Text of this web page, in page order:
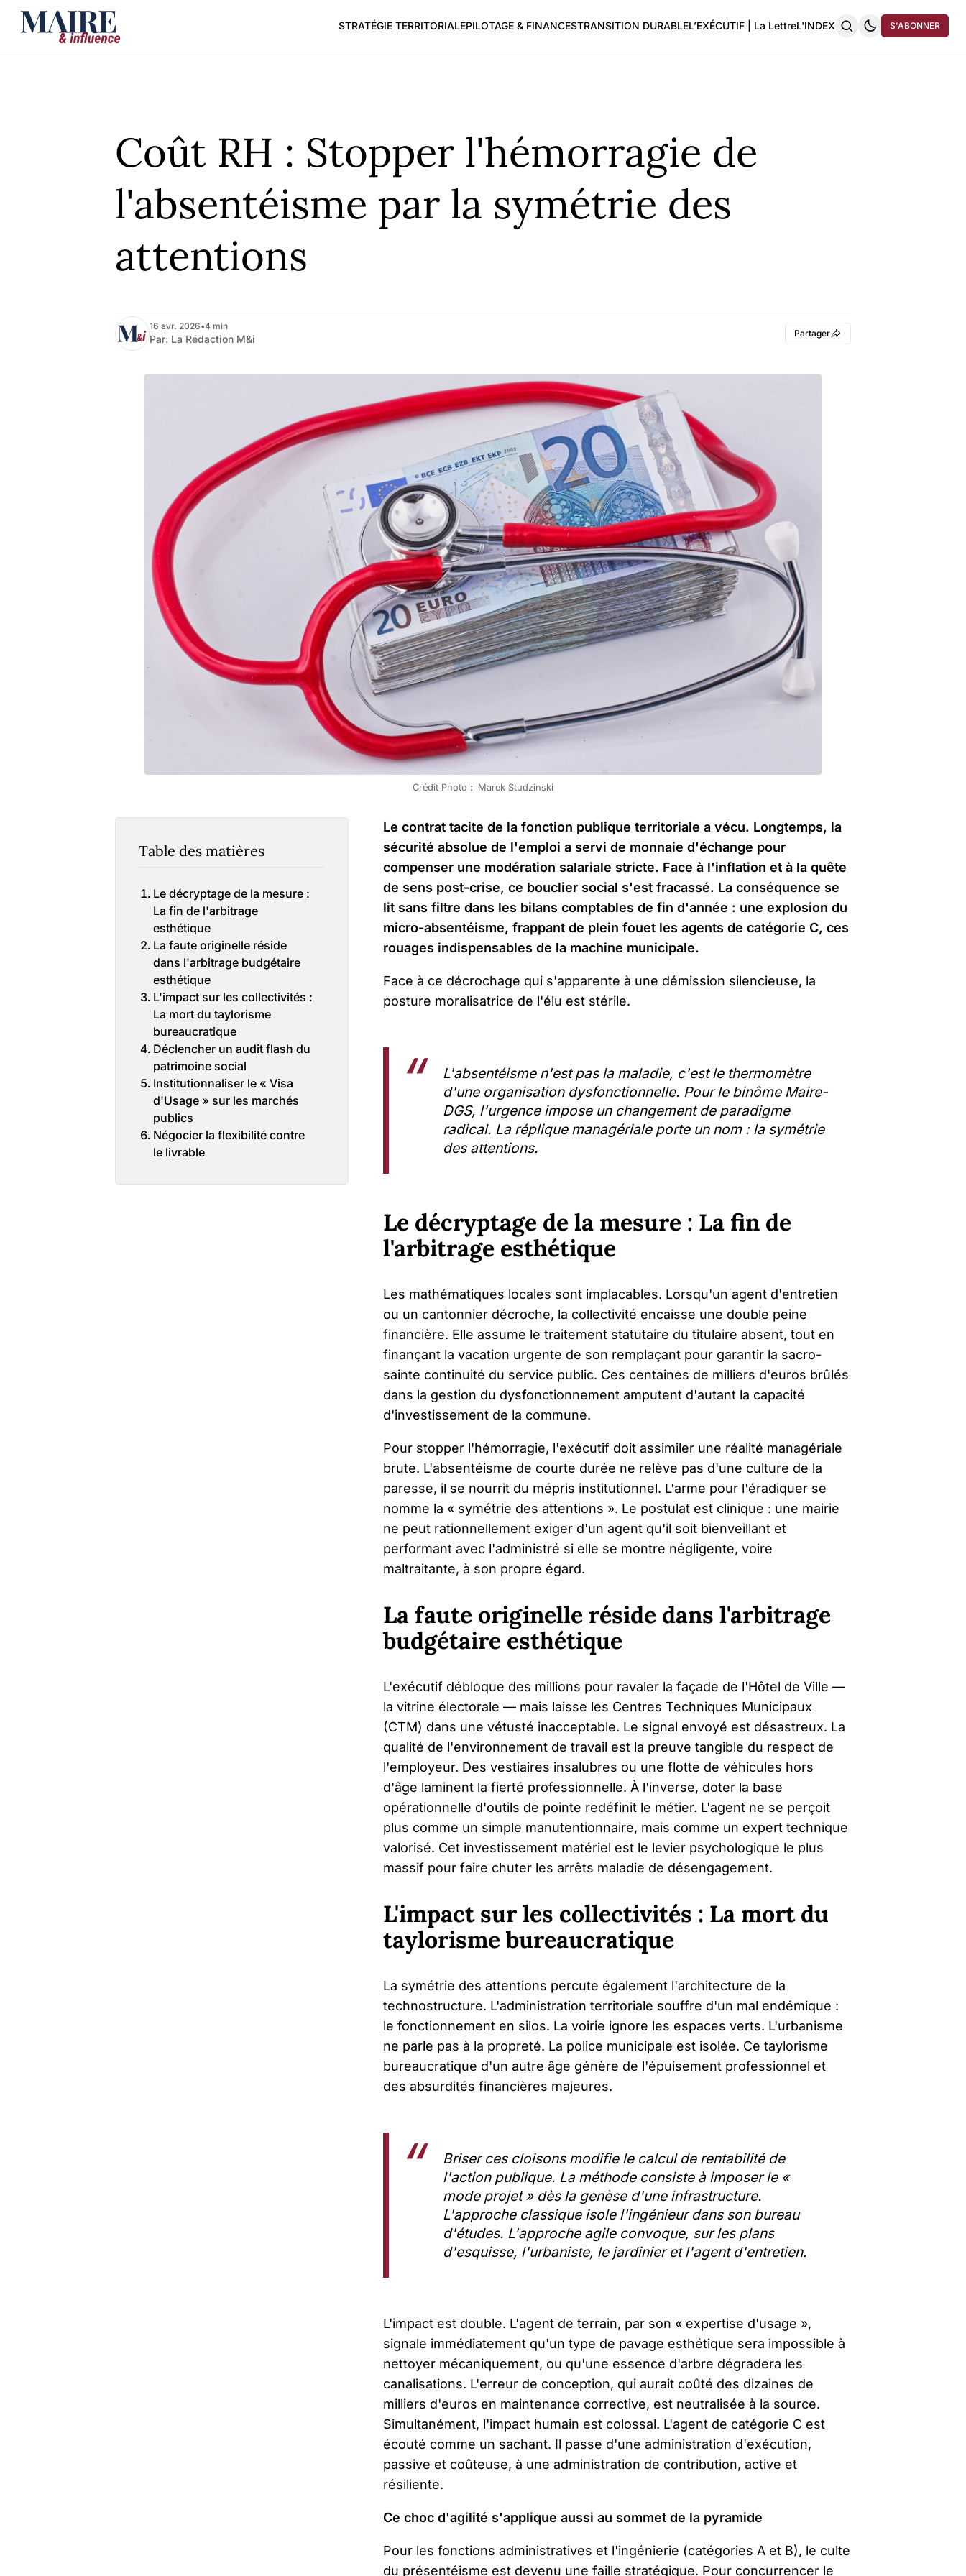
STRATÉGIE TERRITORIALEPILOTAGE & FINANCESTRANSITION DURABLEL’EXÉCUTIF | La LettreL'INDEX S'ABONNER
Coût RH : Stopper l'hémorragie de
l'absentéisme par la symétrie des
attentions
16 avr. 2026•4 min
Par: La Rédaction M&i Partager
Crédit Photo : Marek Studzinski
Table des matières
Le décryptage de la mesure :
La fin de l'arbitrage
esthétique
La faute originelle réside
dans l'arbitrage budgétaire
esthétique
L'impact sur les collectivités :
La mort du taylorisme
bureaucratique
Déclencher un audit flash du
patrimoine social
Institutionnaliser le « Visa
d'Usage » sur les marchés
publics
Négocier la flexibilité contre
le livrable
Le contrat tacite de la fonction publique territoriale a vécu. Longtemps, la
sécurité absolue de l'emploi a servi de monnaie d'échange pour
compenser une modération salariale stricte. Face à l'inflation et à la quête
de sens post-crise, ce bouclier social s'est fracassé. La conséquence se
lit sans filtre dans les bilans comptables de fin d'année : une explosion du
micro-absentéisme, frappant de plein fouet les agents de catégorie C, ces
rouages indispensables de la machine municipale.
Face à ce décrochage qui s'apparente à une démission silencieuse, la
posture moralisatrice de l'élu est stérile.
L'absentéisme n'est pas la maladie, c'est le thermomètre
d'une organisation dysfonctionnelle. Pour le binôme Maire-
DGS, l'urgence impose un changement de paradigme
radical. La réplique managériale porte un nom : la symétrie
des attentions.
Le décryptage de la mesure : La fin de
l'arbitrage esthétique
Les mathématiques locales sont implacables. Lorsqu'un agent d'entretien
ou un cantonnier décroche, la collectivité encaisse une double peine
financière. Elle assume le traitement statutaire du titulaire absent, tout en
finançant la vacation urgente de son remplaçant pour garantir la sacro-
sainte continuité du service public. Ces centaines de milliers d'euros brûlés
dans la gestion du dysfonctionnement amputent d'autant la capacité
d'investissement de la commune.
Pour stopper l'hémorragie, l'exécutif doit assimiler une réalité managériale
brute. L'absentéisme de courte durée ne relève pas d'une culture de la
paresse, il se nourrit du mépris institutionnel. L'arme pour l'éradiquer se
nomme la « symétrie des attentions ». Le postulat est clinique : une mairie
ne peut rationnellement exiger d'un agent qu'il soit bienveillant et
performant avec l'administré si elle se montre négligente, voire
maltraitante, à son propre égard.
La faute originelle réside dans l'arbitrage
budgétaire esthétique
L'exécutif débloque des millions pour ravaler la façade de l'Hôtel de Ville —
la vitrine électorale — mais laisse les Centres Techniques Municipaux
(CTM) dans une vétusté inacceptable. Le signal envoyé est désastreux. La
qualité de l'environnement de travail est la preuve tangible du respect de
l'employeur. Des vestiaires insalubres ou une flotte de véhicules hors
d'âge laminent la fierté professionnelle. À l'inverse, doter la base
opérationnelle d'outils de pointe redéfinit le métier. L'agent ne se perçoit
plus comme un simple manutentionnaire, mais comme un expert technique
valorisé. Cet investissement matériel est le levier psychologique le plus
massif pour faire chuter les arrêts maladie de désengagement.
L'impact sur les collectivités : La mort du
taylorisme bureaucratique
La symétrie des attentions percute également l'architecture de la
technostructure. L'administration territoriale souffre d'un mal endémique :
le fonctionnement en silos. La voirie ignore les espaces verts. L'urbanisme
ne parle pas à la propreté. La police municipale est isolée. Ce taylorisme
bureaucratique d'un autre âge génère de l'épuisement professionnel et
des absurdités financières majeures.
Briser ces cloisons modifie le calcul de rentabilité de
l'action publique. La méthode consiste à imposer le «
mode projet » dès la genèse d'une infrastructure.
L'approche classique isole l'ingénieur dans son bureau
d'études. L'approche agile convoque, sur les plans
d'esquisse, l'urbaniste, le jardinier et l'agent d'entretien.
L'impact est double. L'agent de terrain, par son « expertise d'usage »,
signale immédiatement qu'un type de pavage esthétique sera impossible à
nettoyer mécaniquement, ou qu'une essence d'arbre dégradera les
canalisations. L'erreur de conception, qui aurait coûté des dizaines de
milliers d'euros en maintenance corrective, est neutralisée à la source.
Simultanément, l'impact humain est colossal. L'agent de catégorie C est
écouté comme un sachant. Il passe d'une administration d'exécution,
passive et coûteuse, à une administration de contribution, active et
résiliente.
Ce choc d'agilité s'applique aussi au sommet de la pyramide
Pour les fonctions administratives et l'ingénierie (catégories A et B), le culte
du présentéisme est devenu une faille stratégique. Pour concurrencer le